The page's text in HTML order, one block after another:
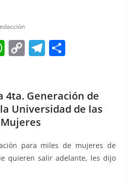
W
s
A
p
p
C
y
Li
n
k
T
gr
a
e
4ta. Generación de
Universidad de las
Mujeres
para miles de mujeres de
quieren salir adelante, les dijo